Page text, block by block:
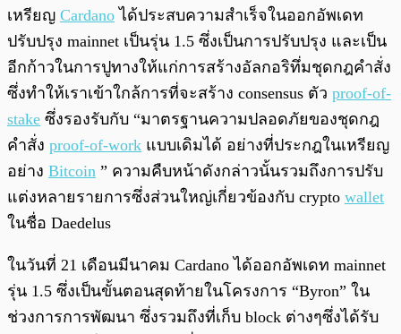
0:00/
เหรียญ Cardano ได้ประสบความสำเร็จในออกอัพเดท
ปรับปรุง mainnet เป็นรุ่น 1.5 ซึ่งเป็นการปรับปรุง และเป็น
อีกก้าวในการปูทางให้แก่การสร้างอัลกอริทึ่มชุดกฎคำสั่ง
ซึ่งทำให้เราเข้าใกล้การที่จะสร้าง consensus ตัว proof-of-
stake ซึ่งรองรับกับ “มาตรฐานความปลอดภัยของชุดกฎ
คำสั่ง proof-of-work แบบเดิมได้ อย่างที่ประกฎในเหรียญ
อย่าง Bitcoin ” ความคืบหน้าดังกล่าวนั้นรวมถึงการปรับ
แต่งหลายรายการซึ่งส่วนใหญ่เกี่ยวข้องกับ crypto wallet
ในชื่อ Daedelus
ในวันที่ 21 เดือนมีนาคม Cardano ได้ออกอัพเดท mainnet
รุ่น 1.5 ซึ่งเป็นขั้นตอนสุดท้ายในโครงการ “Byron” ใน
ช่วงการการพัฒนา ซึ่งรวมถึงที่เก็บ block ต่างๆซึ่งได้รับ